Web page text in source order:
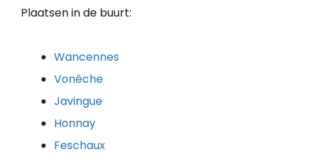
Plaatsen in de buurt:
Wancennes
Vonêche
Javingue
Honnay
Feschaux